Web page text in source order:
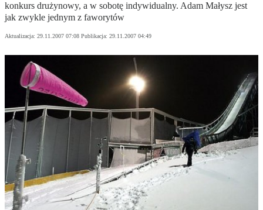
konkurs drużynowy, a w sobotę indywidualny. Adam Małysz jest
jak zwykle jednym z faworytów
Aktualizacja: 29.11.2007 07:08 Publikacja: 29.11.2007 04:49